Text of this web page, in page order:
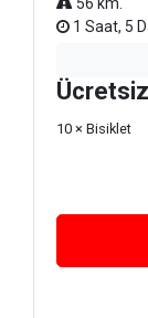
56 km.
1 Saat, 5
10 × Bisiklet